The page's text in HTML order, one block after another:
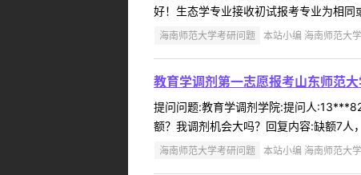
好！生态学专业接收初试报考专业为相
海南师范大学考研问题 本站小编 海南师范大
教育学调剂第一志愿报考山东师范
提问问题:教育学调剂学院:提问人
额？我调剂机会大吗？回复内容:缺额7人
海南师范大学考研问题 本站小编 海南师范大